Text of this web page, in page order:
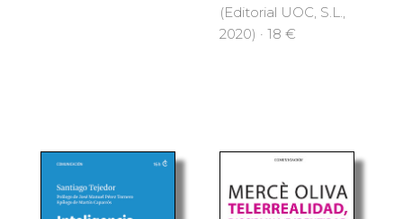
(Editorial UOC, S.L.,
2020) · 18 €